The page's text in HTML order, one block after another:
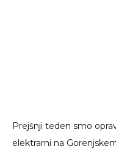
Prejšnji teden smo
elektrarni na